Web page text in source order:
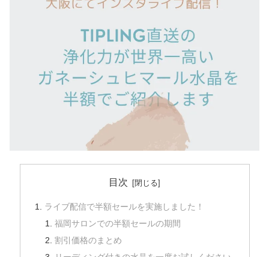
目次
ライブ配信で半額セールを実施しました！
福岡サロンでの半額セールの期間
割引価格のまとめ